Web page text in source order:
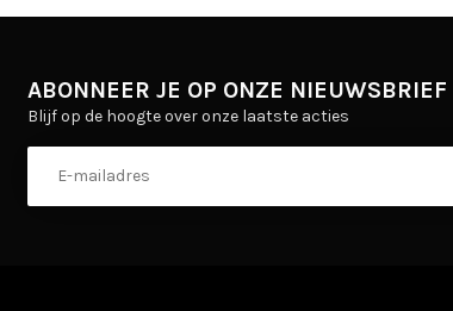
ABONNEER JE OP ONZE NIEUWSBRIEF
Blijf op de hoogte over onze laatste acties